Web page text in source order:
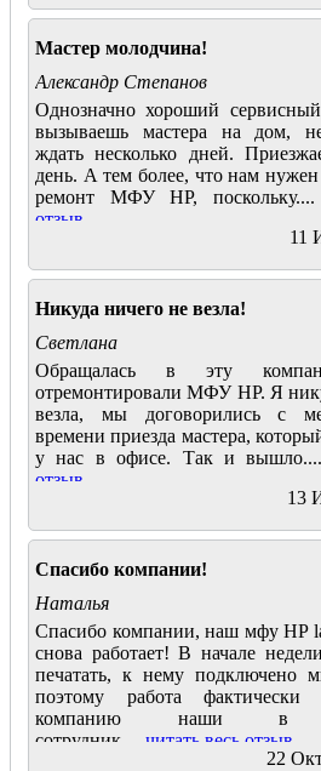
Мастер молодчина!
Александр Степанов
Однозначно хороший
вызываешь мастера на дом,
ждать несколько дней.
день. А тем более, что нам
ремонт МФУ HP,
отзыв
11
Никуда ничего не везла!
Светлана
Обращалась в эту
отремонтировали МФУ HP. Я
везла, мы договорились с
времени приезда мастера,
у нас в офисе. Так и
отзыв
13
Спасибо компании!
Наталья
Спасибо компании, наш мфу HP
снова работает! В начале
печатать, к нему подключено
поэтому работа фактически
компанию наши в
сотрудник.... читать весь отзыв
22